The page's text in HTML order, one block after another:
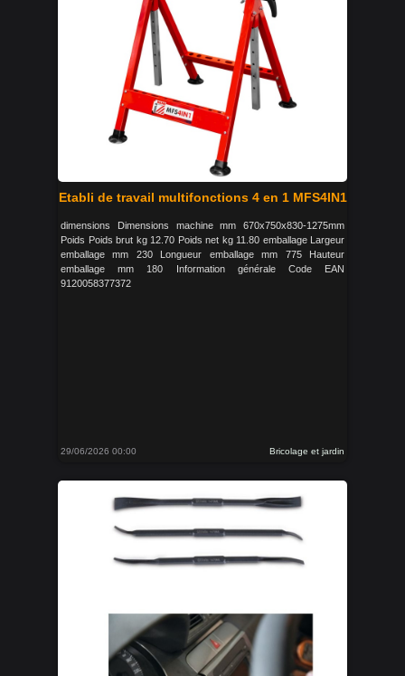
Etabli de travail multifonctions 4 en 1 MFS4IN1
dimensions Dimensions machine mm 670x750x830-1275mm
Poids Poids brut kg 12.70 Poids net kg 11.80 emballage Largeur
emballage mm 230 Longueur emballage mm 775 Hauteur
emballage mm 180 Information générale Code EAN
9120058377372
29/06/2026 00:00 Bricolage et jardin